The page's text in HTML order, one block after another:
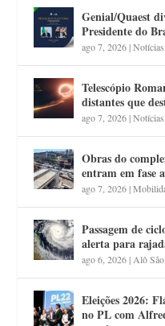
Genial/Quaest
Presidente do
ago 7, 2026|Notícias
Telescópio
distantes que
ago 7, 2026|Notícias
Obras do
entram em fase
ago 7, 2026|
Passagem de
alerta para
ago 6, 2026| Alô
Eleições 2026:
no PL com